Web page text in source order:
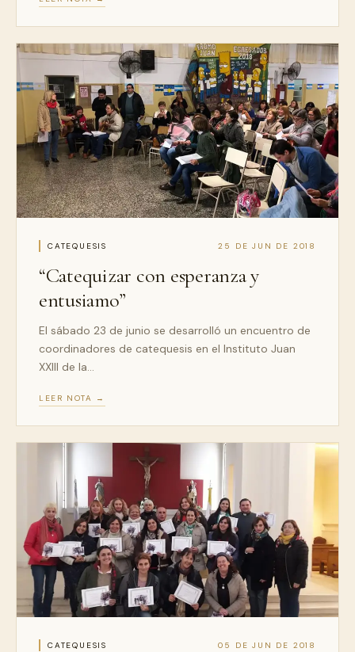
CATEQUESIS 25 DE JUN DE 2018
“Catequizar con esperanza y
entusiamo”
El sábado 23 de junio se desarrolló un encuentro de
coordinadores de catequesis en el Instituto Juan
XXIII de la…
LEER NOTA →
CATEQUESIS 05 DE JUN DE 2018